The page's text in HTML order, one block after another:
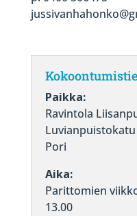
Paikka:
Ravintola
Luvianpuistokatu
Pori
Aika:
Parittomien
13.00